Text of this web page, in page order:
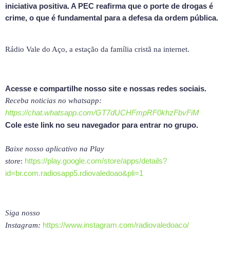
iniciativa positiva. A PEC reafirma que o porte de drogas é
crime, o que é fundamental para a defesa da ordem pública.
Rádio Vale do Aço, a estação da família cristã na internet.
Acesse e compartilhe nosso site e nossas redes sociais.
Receba noticias no whatsapp:
https://chat.whatsapp.com/GT7dUCHFmpRF0khzFbvFiM
Cole este link no seu navegador para entrar no grupo.
Baixe nosso aplicativo na Play
store: https://play.google.com/store/apps/details?
id=br.com.radiosapp5.rdiovaledoao&pli=1
Siga nosso
Instagram: https://www.instagram.com/radiovaledoaco/